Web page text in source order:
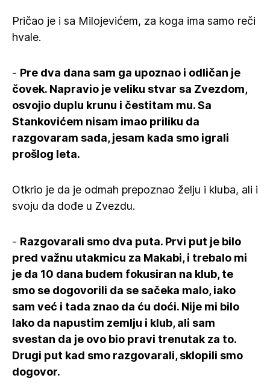
Pričao je i sa Milojevićem, za koga ima samo reči
hvale.
- Pre dva dana sam ga upoznao i odličan je
čovek. Napravio je veliku stvar sa Zvezdom,
osvojio duplu krunu i čestitam mu. Sa
Stankovićem nisam imao priliku da
razgovaram sada, jesam kada smo igrali
prošlog leta.
Otkrio je da je odmah prepoznao želju i kluba, ali i
svoju da dođe u Zvezdu.
- Razgovarali smo dva puta. Prvi put je bilo
pred važnu utakmicu za Makabi, i trebalo mi
je da 10 dana budem fokusiran na klub, te
smo se dogovorili da se sačeka malo, iako
sam već i tada znao da ću doći. Nije mi bilo
lako da napustim zemlju i klub, ali sam
svestan da je ovo bio pravi trenutak za to.
Drugi put kad smo razgovarali, sklopili smo
dogovor.